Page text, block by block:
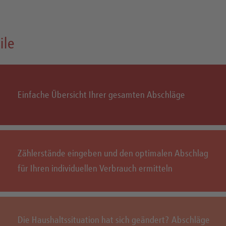
Einfache Übersicht Ihrer gesamten Abschläge
Zählerstände eingeben und den optimalen Abschlag
für Ihren individuellen Verbrauch ermitteln
Die Haushaltssituation hat sich geändert? Abschläge